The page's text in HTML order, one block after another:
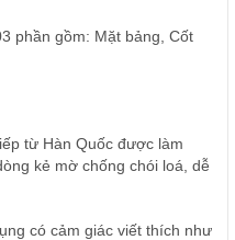
phần gồm: Mặt bảng, Cốt
từ Hàn Quốc được làm
kẻ mờ chống chói loá, dễ
có cảm giác viết thích như